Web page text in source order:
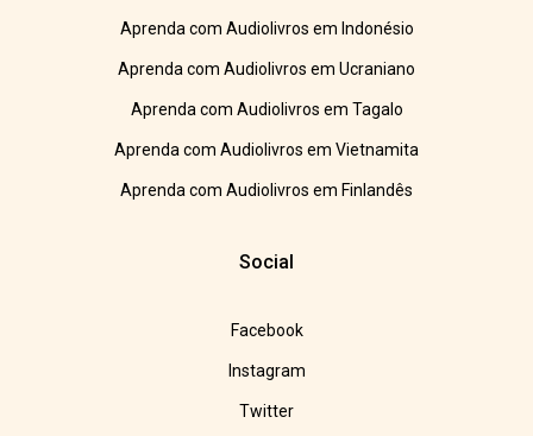
Aprenda com Audiolivros em Indonésio
Aprenda com Audiolivros em Ucraniano
Aprenda com Audiolivros em Tagalo
Aprenda com Audiolivros em Vietnamita
Aprenda com Audiolivros em Finlandês
Social
Facebook
Instagram
Twitter